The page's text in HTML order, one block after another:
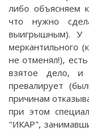
либо объясняем
что нужно
выигрышным). У
меркантильного
не отменял!),
взятое дело, и
превалирует
причинам
при этом
"ИКАР",